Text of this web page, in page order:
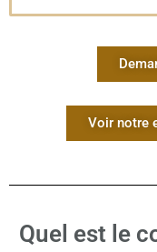
Voir notre
Quel est le